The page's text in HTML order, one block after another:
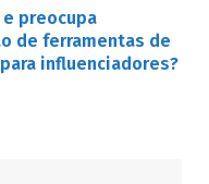
preocupa
de ferramentas de
influenciadores?